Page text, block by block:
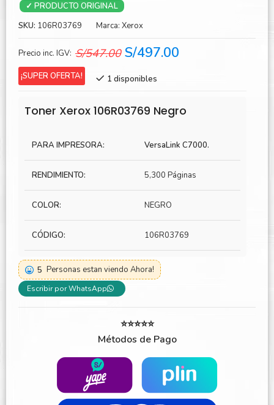
✓ PRODUCTO ORIGINAL
SKU: 106R03769 Marca: Xerox
Precio inc. IGV: S/547.00 El
original
S/547.00.
S/497.00
S/497.00.
¡SUPER OFERTA! 1 disponibles
Toner Xerox 106R03769 Negro
PARA IMPRESORA: VersaLink C7000.
RENDIMIENTO: 5,300 Páginas
COLOR: NEGRO
CÓDIGO: 106R03769
5 Personas estan viendo Ahora!
Escribir por WhatsApp
⭐⭐⭐⭐⭐
Métodos de Pago